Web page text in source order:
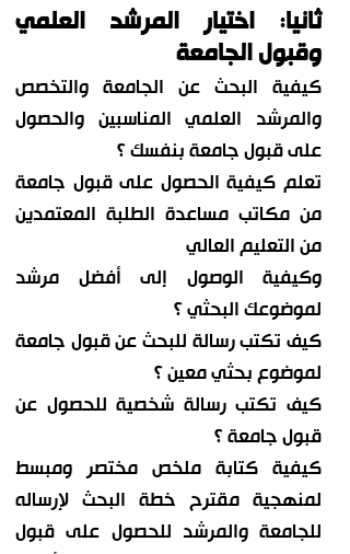
ثانيا: اختيار المرشد العلمي
وقبول الجامعة
كيفية البحث عن الجامعة والتخصص
والمرشد العلمي المناسبين والحصول
على قبول جامعة بنفسك ؟
تعلم كيفية الحصول على قبول جامعة
من مكاتب مساعدة الطلبة المعتمدين
من التعليم العالي
وكيفية الوصول إلى أفضل مرشد
لموضوعك البحثي ؟
كيف تكتب رسالة للبحث عن قبول جامعة
لموضوع بحثي معين ؟
كيف تكتب رسالة شخصية للحصول عن
قبول جامعة ؟
كيفية كتابة ملخص مختصر ومبسط
لمنهجية مقترح خطة البحث لإرساله
للجامعة والمرشد للحصول على قبول